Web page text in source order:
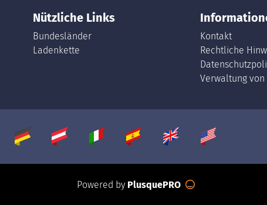
Nützliche Links
Bundesländer
Ladenkette
Kontakt
Rechtliche
Verwaltung von
Powered by PlusquePRO